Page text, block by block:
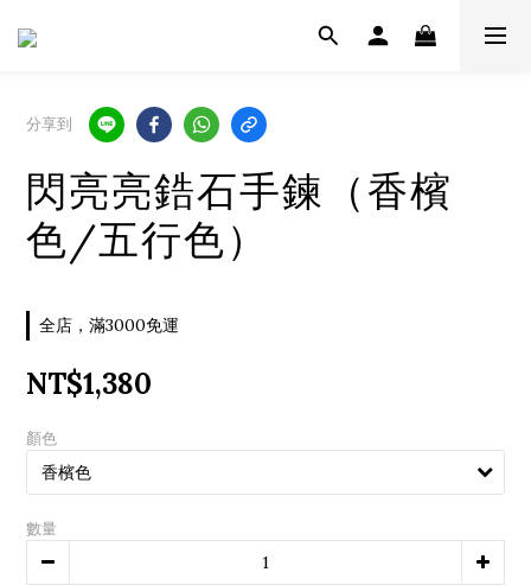
分享到
閃亮亮鋯石手鍊（香檳
色/五行色）
全店，滿3000免運
NT$1,380
顏色
數量